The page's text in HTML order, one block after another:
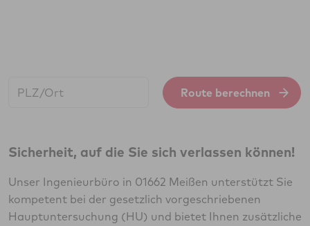
Route berechnen
Sicherheit, auf die Sie sich verlassen können!
Unser Ingenieurbüro in 01662 Meißen unterstützt Sie
kompetent bei der gesetzlich vorgeschriebenen
Hauptuntersuchung (HU) und bietet Ihnen zusätzliche